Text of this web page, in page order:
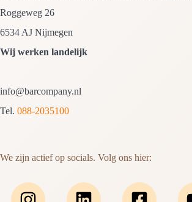
Roggeweg 26
6534 AJ Nijmegen
Wij werken landelijk
info@barcompany.nl
Tel. 088-2035100
We zijn actief op socials. Volg ons hier: